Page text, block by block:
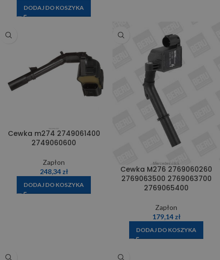
DODAJ DO KOSZYKA
Cewka m274 2749061400
2749060600
Zapłon
248,34 zł
DODAJ DO KOSZYKA
Cewka M276 2769060260
2769063500 2769063700
2769065400
Zapłon
179,14 zł
DODAJ DO KOSZYKA